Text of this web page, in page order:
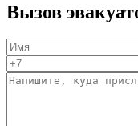
Вызов